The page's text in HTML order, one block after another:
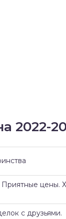
2022-
Приятные цены.
с друзьями.